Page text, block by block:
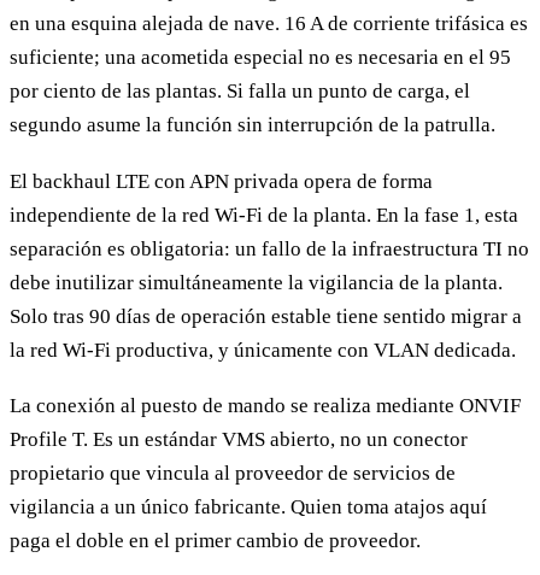
en una esquina alejada de nave. 16 A de corriente trifásica es
suficiente; una acometida especial no es necesaria en el 95
por ciento de las plantas. Si falla un punto de carga, el
segundo asume la función sin interrupción de la patrulla.
El backhaul LTE con APN privada opera de forma
independiente de la red Wi-Fi de la planta. En la fase 1, esta
separación es obligatoria: un fallo de la infraestructura TI no
debe inutilizar simultáneamente la vigilancia de la planta.
Solo tras 90 días de operación estable tiene sentido migrar a
la red Wi-Fi productiva, y únicamente con VLAN dedicada.
La conexión al puesto de mando se realiza mediante ONVIF
Profile T. Es un estándar VMS abierto, no un conector
propietario que vincula al proveedor de servicios de
vigilancia a un único fabricante. Quien toma atajos aquí
paga el doble en el primer cambio de proveedor.